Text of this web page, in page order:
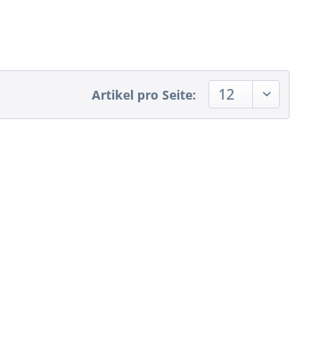
Artikel pro Seite: